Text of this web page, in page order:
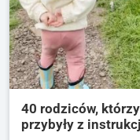
40 rodziców,
przybyły z